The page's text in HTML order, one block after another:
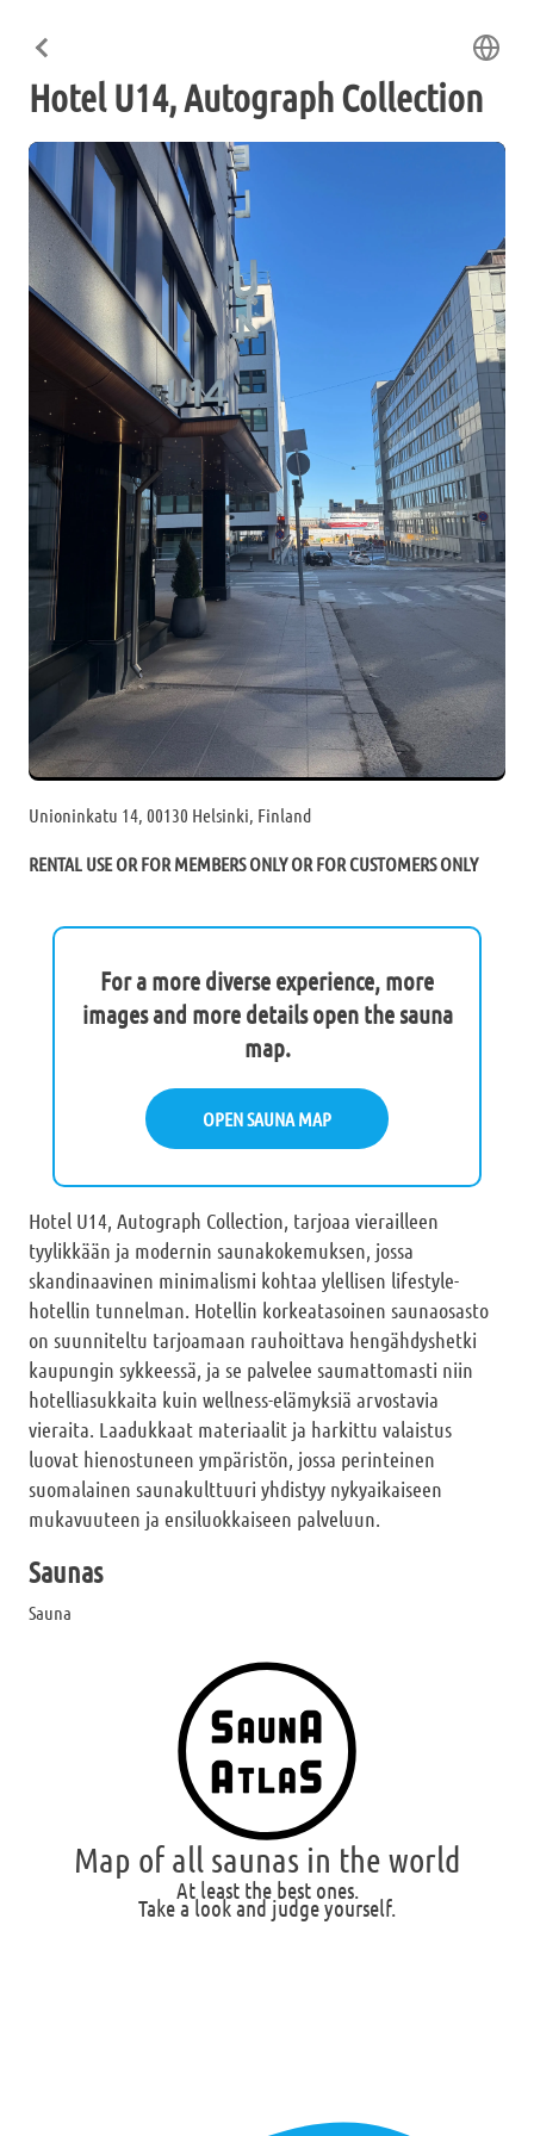
Hotel U14, Autograph Collection
Unioninkatu 14, 00130 Helsinki, Finland
RENTAL USE OR FOR MEMBERS ONLY OR FOR CUSTOMERS ONLY
For a more diverse experience, more
images and more details open the sauna
map.
OPEN SAUNA MAP
Hotel U14, Autograph Collection, tarjoaa vierailleen
tyylikkään ja modernin saunakokemuksen, jossa
skandinaavinen minimalismi kohtaa ylellisen lifestyle-
hotellin tunnelman. Hotellin korkeatasoinen saunaosasto
on suunniteltu tarjoamaan rauhoittava hengähdyshetki
kaupungin sykkeessä, ja se palvelee saumattomasti niin
hotelliasukkaita kuin wellness-elämyksiä arvostavia
vieraita. Laadukkaat materiaalit ja harkittu valaistus
luovat hienostuneen ympäristön, jossa perinteinen
suomalainen saunakulttuuri yhdistyy nykyaikaiseen
mukavuuteen ja ensiluokkaiseen palveluun.
Saunas
Sauna
Map of all saunas in the world
At least the best ones.
Take a look and judge yourself.